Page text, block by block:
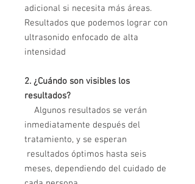
adicional si necesita más áreas.
Resultados que podemos lograr con
ultrasonido enfocado de alta
intensidad
2. ¿Cuándo son visibles los
resultados?
Algunos resultados se verán
inmediatamente después del
tratamiento, y se esperan
resultados óptimos hasta seis
meses, dependiendo del cuidado de